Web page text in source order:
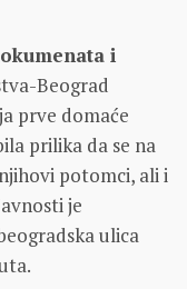
i
Beograd
prve domaće
prilika da se na
potomci, ali i
je
ulica